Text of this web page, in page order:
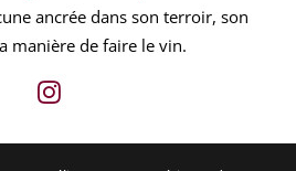
ancrée dans son terroir, son
manière de faire le vin.